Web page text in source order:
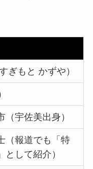
ぎもと かずや）
（宇佐美出身）
（報道でも「特
として紹介）